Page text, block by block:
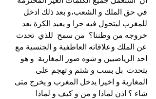
في حق الملك و الشعب،و بعد ذلك ادخل
للمغرب ليتحول فيه حرا و يعيد الكرة بعد
خروجه من وطننا؟  من سمح  للذي  تحدث
عن الملك وعلاقاته العاطفية و الجنسية مع
احد الرياضيين و شوه صور المغاربة  و هو
يتحدث  بل بسب و شتم و تهجم على
المغاربة و اخيرا يدخل المغرب و يخرج متى
شاء ؟ اذن لماذا و من و كيف و لماذا